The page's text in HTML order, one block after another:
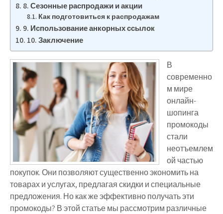
8. Сезонные распродажи и акции
Как подготовиться к распродажам
9. Использование анкорных ссылок
10. Заключение
В
современно
м мире
онлайн-
шопинга
промокоды
стали
неотъемлем
ой частью
покупок. Они позволяют существенно экономить на
товарах и услугах, предлагая скидки и специальные
предложения. Но как же эффективно получать эти
промокоды? В этой статье мы рассмотрим различные